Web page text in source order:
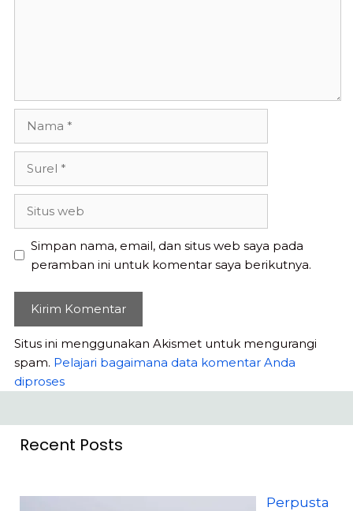
Simpan nama, email, dan situs web saya pada
peramban ini untuk komentar saya berikutnya.
Situs ini menggunakan Akismet untuk mengurangi
spam. Pelajari bagaimana data komentar Anda
diproses
Recent Posts
Perpusta